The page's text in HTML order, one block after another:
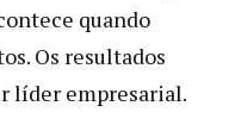
quando
Os resultados
líder empresarial.